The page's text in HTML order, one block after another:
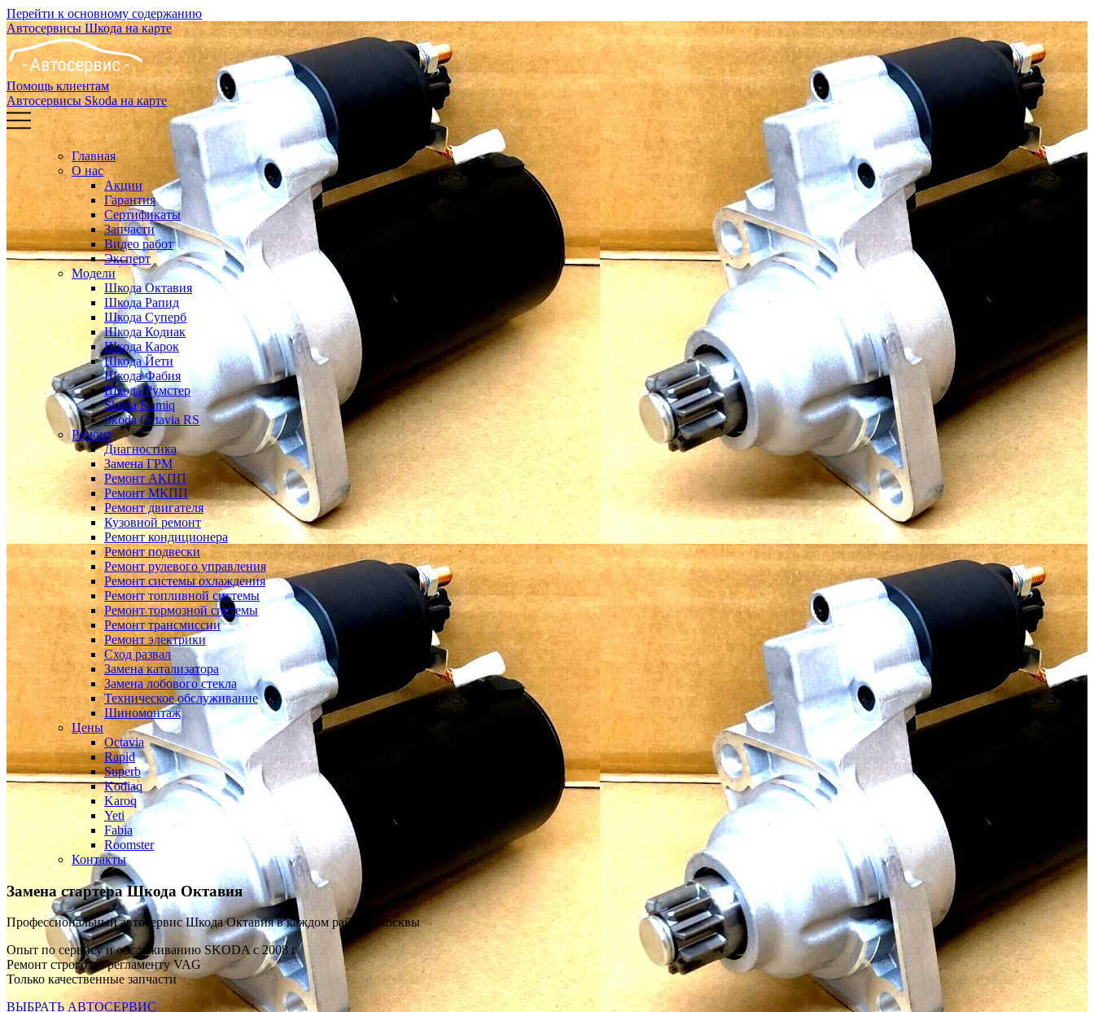
Перейти к основному содержанию
Автосервисы Шкода на карте
Помощь клиентам
Автосервисы Skoda на карте
Главная
О нас
Акции
Гарантия
Сертификаты
Запчасти
Видео работ
Эксперт
Модели
Шкода Октавия
Шкода Рапид
Шкода Суперб
Шкода Кодиак
Шкода Карок
Шкода Йети
Шкода Фабия
Шкода Румстер
Skoda Kamiq
Skoda Octavia RS
Ремонт
Диагностика
Замена ГРМ
Ремонт АКПП
Ремонт МКПП
Ремонт двигателя
Кузовной ремонт
Ремонт кондиционера
Ремонт подвески
Ремонт рулевого управления
Ремонт системы охлаждения
Ремонт топливной системы
Ремонт тормозной системы
Ремонт трансмиссии
Ремонт электрики
Сход развал
Замена катализатора
Замена лобового стекла
Техническое обслуживание
Шиномонтаж
Цены
Octavia
Rapid
Superb
Kodiaq
Karoq
Yeti
Fabia
Roomster
Контакты
Замена стартераШкода Октавия
Профессиональный автосервис Шкода Октавия в каждом районе Москвы
Опыт по сервису и обслуживанию SKODA с 2008 г
Ремонт строго по регламенту VAG
Только качественные запчасти
ВЫБРАТЬ АВТОСЕРВИС